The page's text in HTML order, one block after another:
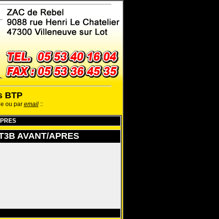
BTP
ou par email::
AVANT/APRES